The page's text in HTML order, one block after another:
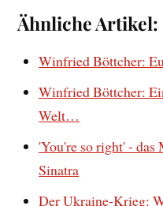
Ähnliche Artikel:
Winfried Böttcher:
Winfried Böttcher:
Welt…
'You're so right' - das
Sinatra
Der Ukraine-Krieg: